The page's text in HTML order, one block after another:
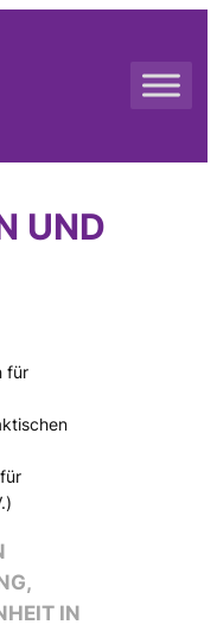
UND
für
IN